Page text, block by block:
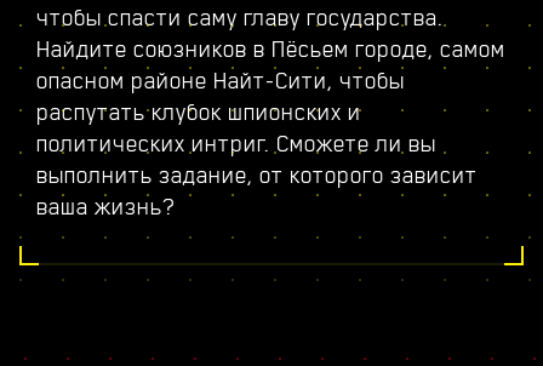
чтобы спасти саму главу государства.
Найдите союзников в Пёсьем городе, самом
опасном районе Найт-Сити, чтобы
распутать клубок шпионских и
политических интриг. Сможете ли вы
выполнить задание, от которого зависит
ваша жизнь?